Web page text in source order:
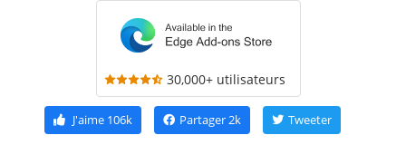
30,000+ utilisateurs
J'aime106k Partager2k Tweeter